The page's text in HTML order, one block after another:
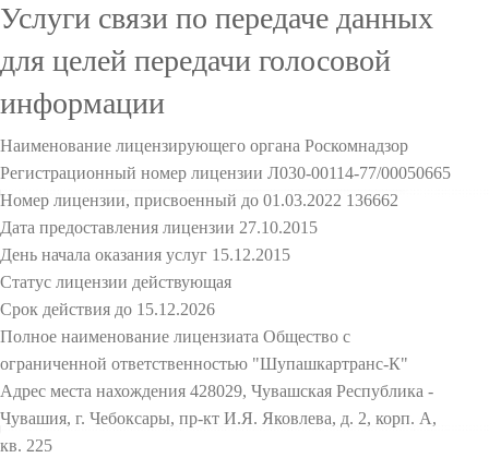
Услуги связи по передаче данных
для целей передачи голосовой
информации
Наименование лицензирующего органа Роскомнадзор
Регистрационный номер лицензии Л030-00114-77/00050665
Номер лицензии, присвоенный до 01.03.2022 136662
Дата предоставления лицензии 27.10.2015
День начала оказания услуг 15.12.2015
Статус лицензии действующая
Срок действия до 15.12.2026
Полное наименование лицензиата Общество с
ограниченной ответственностью "Шупашкартранс-К"
Адрес места нахождения 428029, Чувашская Республика -
Чувашия, г. Чебоксары, пр-кт И.Я. Яковлева, д. 2, корп. А,
кв. 225